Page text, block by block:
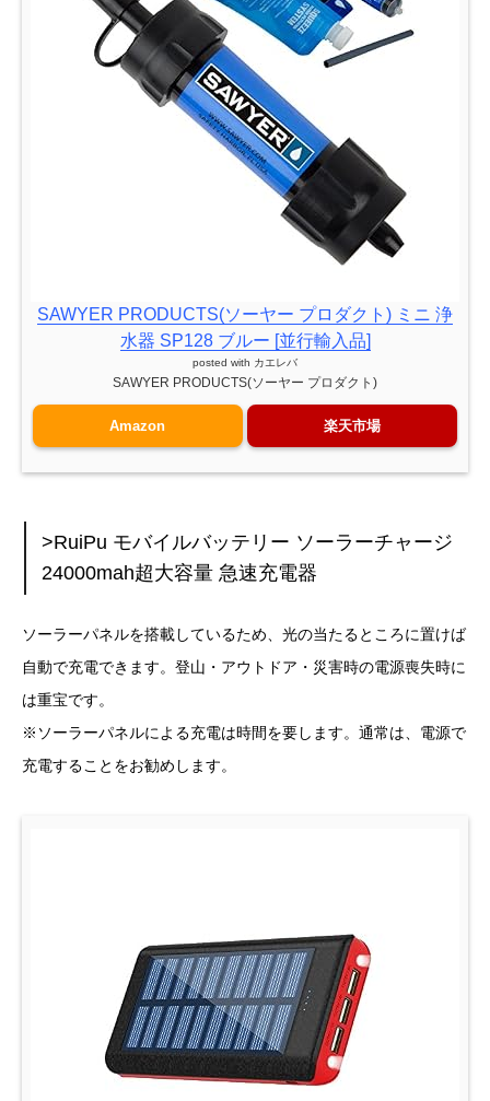
SAWYER PRODUCTS(ソーヤー プロダクト) ミニ 浄
水器 SP128 ブルー [並行輸入品]
posted with カエレバ
SAWYER PRODUCTS(ソーヤー プロダクト)
Amazon 楽天市場
>RuiPu モバイルバッテリー ソーラーチャージ
24000mah超大容量 急速充電器
ソーラーパネルを搭載しているため、光の当たるところに置けば
自動で充電できます。登山・アウトドア・災害時の電源喪失時に
は重宝です。
※ソーラーパネルによる充電は時間を要します。通常は、電源で
充電することをお勧めします。